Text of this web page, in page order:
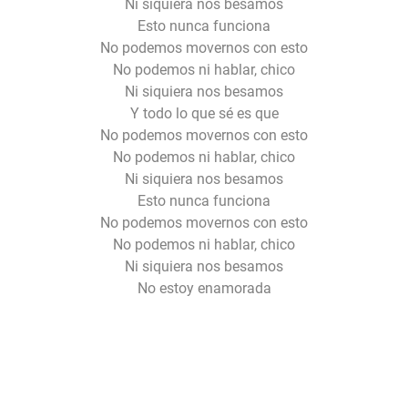
Ni siquiera nos besamos
Esto nunca funciona
No podemos movernos con esto
No podemos ni hablar, chico
Ni siquiera nos besamos
Y todo lo que sé es que
No podemos movernos con esto
No podemos ni hablar, chico
Ni siquiera nos besamos
Esto nunca funciona
No podemos movernos con esto
No podemos ni hablar, chico
Ni siquiera nos besamos
No estoy enamorada